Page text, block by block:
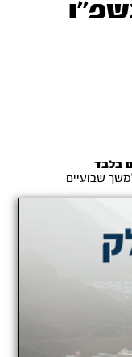
בלבד
שבועיים